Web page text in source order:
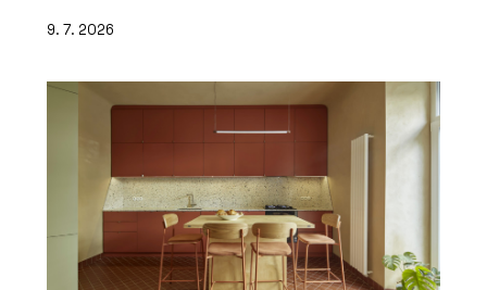
9. 7. 2026